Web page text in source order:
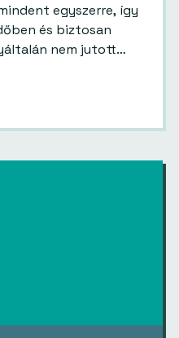
egyszerre, így
és biztosan
nem jutott